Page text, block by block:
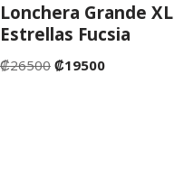
Lonchera Grande XL
Estrellas Fucsia
₡26500 ₡19500